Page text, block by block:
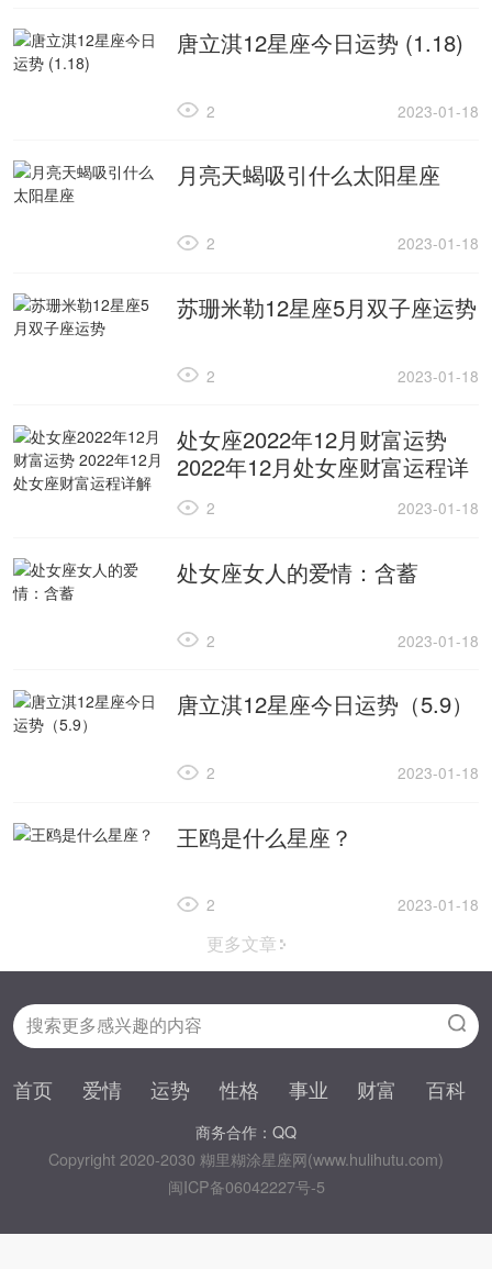
唐立淇12星座今日运势 (1.18)
2023-01-18
2
月亮天蝎吸引什么太阳星座
2023-01-18
2
苏珊米勒12星座5月双子座运势
2023-01-18
2
处女座2022年12月财富运势
2022年12月处女座财富运程详
解
2023-01-18
2
处女座女人的爱情：含蓄
2023-01-18
2
唐立淇12星座今日运势（5.9）
2023-01-18
2
王鸥是什么星座？
2023-01-18
2
更多文章
首页 爱情 运势 性格 事业 财富 百科
商务合作：QQ
Copyright 2020-2030 糊里糊涂星座网(www.hulihutu.com)
闽ICP备06042227号-5